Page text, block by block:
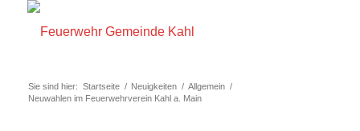
Sie sind hier: Startseite / Neuigkeiten / Allgemein /
Neuwahlen im Feuerwehrverein Kahl a. Main